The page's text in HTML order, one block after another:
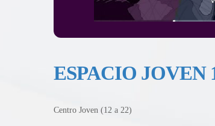
ESPACIO JOVEN
Centro Joven (12 a 22)